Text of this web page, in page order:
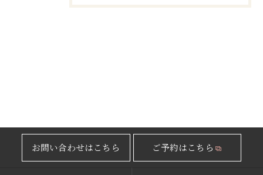
お問い合わせはこちら ご予約はこちら